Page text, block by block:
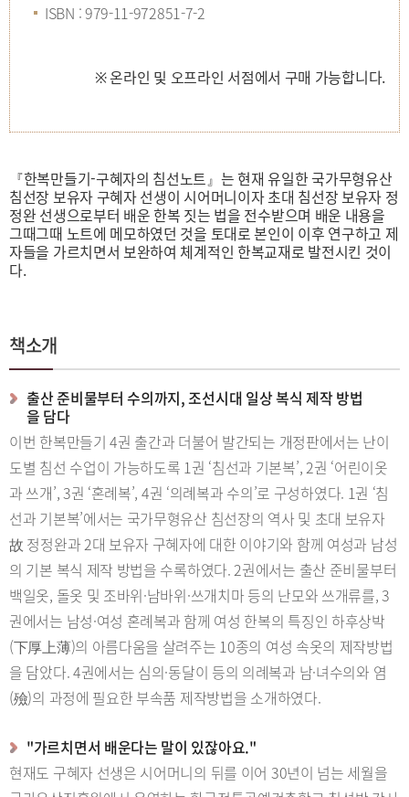
ISBN : 979-11-972851-7-2
※ 온라인 및 오프라인 서점에서 구매 가능합니다.
『한복만들기-구혜자의 침선노트』는 현재 유일한 국가무형유산
침선장 보유자 구혜자 선생이 시어머니이자 초대 침선장 보유자 정
정완 선생으로부터 배운 한복 짓는 법을 전수받으며 배운 내용을
그때그때 노트에 메모하였던 것을 토대로 본인이 이후 연구하고 제
자들을 가르치면서 보완하여 체계적인 한복교재로 발전시킨 것이
다.
책소개
출산 준비물부터 수의까지, 조선시대 일상 복식 제작 방법
을 담다
이번 한복만들기 4권 출간과 더불어 발간되는 개정판에서는 난이
도별 침선 수업이 가능하도록 1권 ‘침선과 기본복’, 2권 ‘어린이옷
과 쓰개’, 3권 ‘혼례복’, 4권 ‘의례복과 수의’로 구성하였다. 1권 ‘침
선과 기본복’에서는 국가무형유산 침선장의 역사 및 초대 보유자
故 정정완과 2대 보유자 구혜자에 대한 이야기와 함께 여성과 남성
의 기본 복식 제작 방법을 수록하였다. 2권에서는 출산 준비물부터
백일옷, 돌옷 및 조바위·남바위·쓰개치마 등의 난모와 쓰개류를, 3
권에서는 남성·여성 혼례복과 함께 여성 한복의 특징인 하후상박
(下厚上薄)의 아름다움을 살려주는 10종의 여성 속옷의 제작방법
을 담았다. 4권에서는 심의·동달이 등의 의례복과 남·녀수의와 염
(殮)의 과정에 필요한 부속품 제작방법을 소개하였다.
"가르치면서 배운다는 말이 있잖아요."
현재도 구혜자 선생은 시어머니의 뒤를 이어 30년이 넘는 세월을